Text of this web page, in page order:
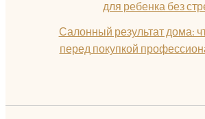
для ребенка без
Салонный результат дома:
перед покупкой